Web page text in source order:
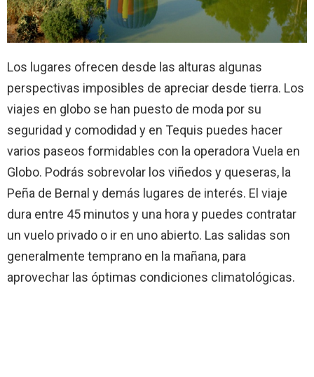
Los lugares ofrecen desde las alturas algunas
perspectivas imposibles de apreciar desde tierra. Los
viajes en globo se han puesto de moda por su
seguridad y comodidad y en Tequis puedes hacer
varios paseos formidables con la operadora Vuela en
Globo. Podrás sobrevolar los viñedos y queseras, la
Peña de Bernal y demás lugares de interés. El viaje
dura entre 45 minutos y una hora y puedes contratar
un vuelo privado o ir en uno abierto. Las salidas son
generalmente temprano en la mañana, para
aprovechar las óptimas condiciones climatológicas.